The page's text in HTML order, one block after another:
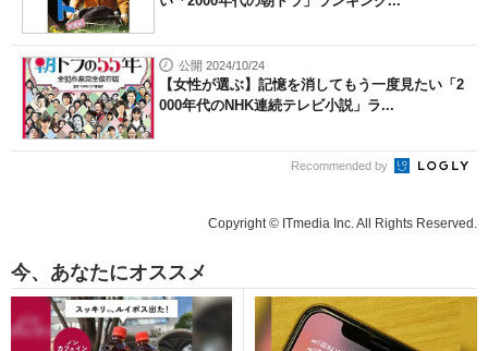
公開 2024/10/24
【女性が選ぶ】記憶を消してもう一度見たい「2
000年代のNHK連続テレビ小説」ラ...
Recommended by
Copyright © ITmedia Inc. All Rights Reserved.
今、あなたにオススメ